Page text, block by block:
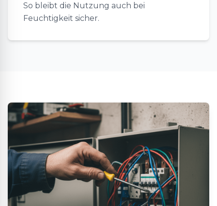
So bleibt die Nutzung auch bei
Feuchtigkeit sicher.